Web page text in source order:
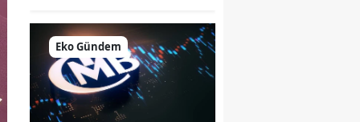
Eko Gündem